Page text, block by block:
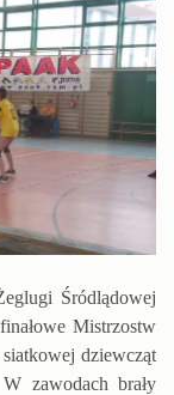
Śródlądowej
Mistrzostw
dziewcząt
zawodach brały